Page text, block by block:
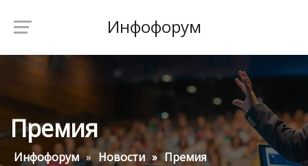
Инфофорум
Премия
Инфофорум Новости Премия